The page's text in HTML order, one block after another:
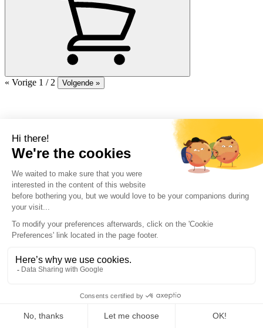
« Vorige 1 / 2 Volgende »